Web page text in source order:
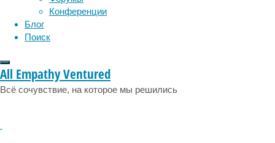
Конференции
Блог
Поиск
All Empathy Ventured
Всё сочувствие, на которое мы решились
и
в
результате